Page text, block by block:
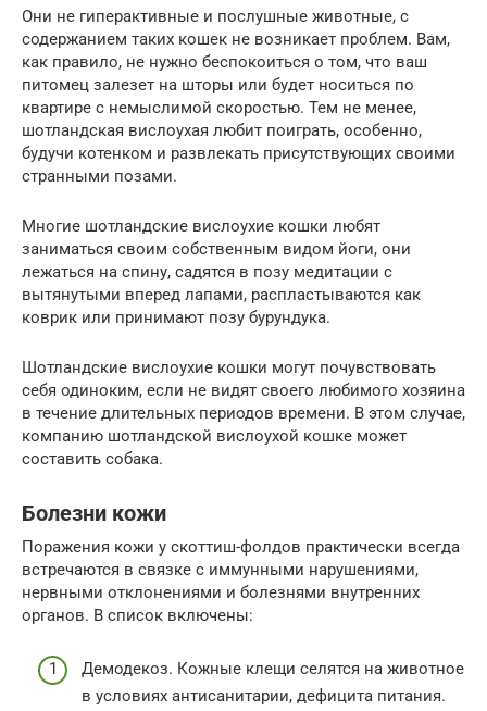
Они не гиперактивные и послушные животные, с
содержанием таких кошек не возникает проблем. Вам,
как правило, не нужно беспокоиться о том, что ваш
питомец залезет на шторы или будет носиться по
квартире с немыслимой скоростью. Тем не менее,
шотландская вислоухая любит поиграть, особенно,
будучи котенком и развлекать присутствующих своими
странными позами.
Многие шотландские вислоухие кошки любят
заниматься своим собственным видом йоги, они
лежаться на спину, садятся в позу медитации с
вытянутыми вперед лапами, распластываются как
коврик или принимают позу бурундука.
Шотландские вислоухие кошки могут почувствовать
себя одиноким, если не видят своего любимого хозяина
в течение длительных периодов времени. В этом случае,
компанию шотландской вислоухой кошке может
составить собака.
Болезни кожи
Поражения кожи у скоттиш-фолдов практически всегда
встречаются в связке с иммунными нарушениями,
нервными отклонениями и болезнями внутренних
органов. В список включены:
Демодекоз. Кожные клещи селятся на животное
в условиях антисанитарии, дефицита питания.